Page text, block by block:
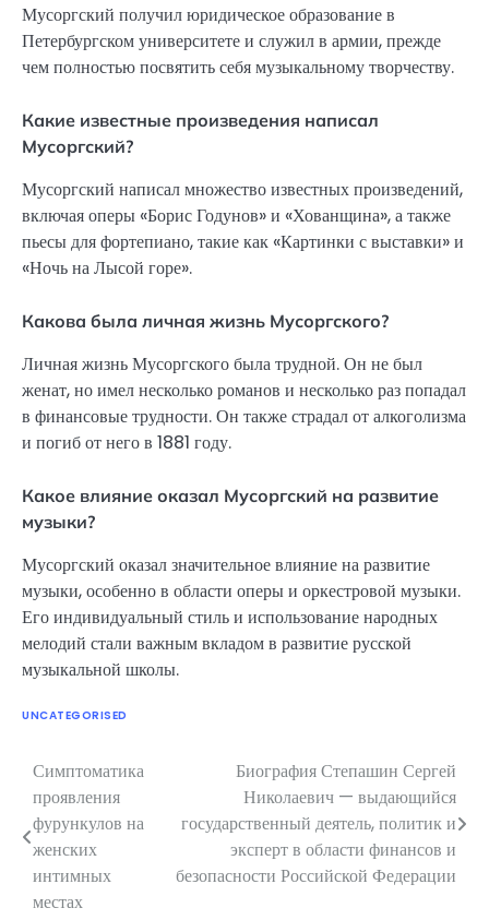
Мусоргский получил юридическое образование в
Петербургском университете и служил в армии, прежде
чем полностью посвятить себя музыкальному творчеству.
Какие известные произведения написал
Мусоргский?
Мусоргский написал множество известных произведений,
включая оперы «Борис Годунов» и «Хованщина», а также
пьесы для фортепиано, такие как «Картинки с выставки» и
«Ночь на Лысой горе».
Какова была личная жизнь Мусоргского?
Личная жизнь Мусоргского была трудной. Он не был
женат, но имел несколько романов и несколько раз попадал
в финансовые трудности. Он также страдал от алкоголизма
и погиб от него в 1881 году.
Какое влияние оказал Мусоргский на развитие
музыки?
Мусоргский оказал значительное влияние на развитие
музыки, особенно в области оперы и оркестровой музыки.
Его индивидуальный стиль и использование народных
мелодий стали важным вкладом в развитие русской
музыкальной школы.
UNCATEGORISED
Навигация
по
записям
Симптоматика
проявления
фурункулов на
женских
интимных
местах
Биография Степашин Сергей
Николаевич — выдающийся
государственный деятель, политик и
эксперт в области финансов и
безопасности Российской Федерации